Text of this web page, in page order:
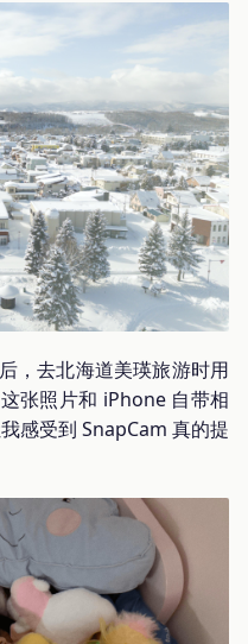
，去北海道美瑛旅游时用
张照片和 iPhone 自带相
感受到 SnapCam 真的提